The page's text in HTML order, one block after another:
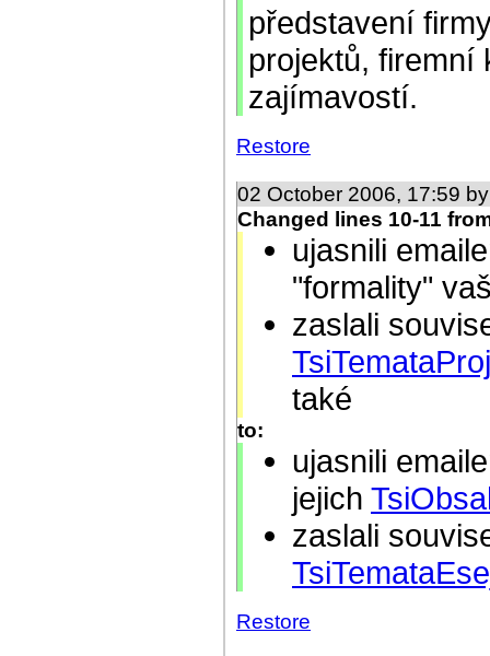
představení
projektů, firemní
zajímavostí.
Restore
02 October 2006, 17:59
Changed lines 10-11
ujasnili
"formality"
zaslali
také
to:
ujasnili
jejich
zaslali
Restore